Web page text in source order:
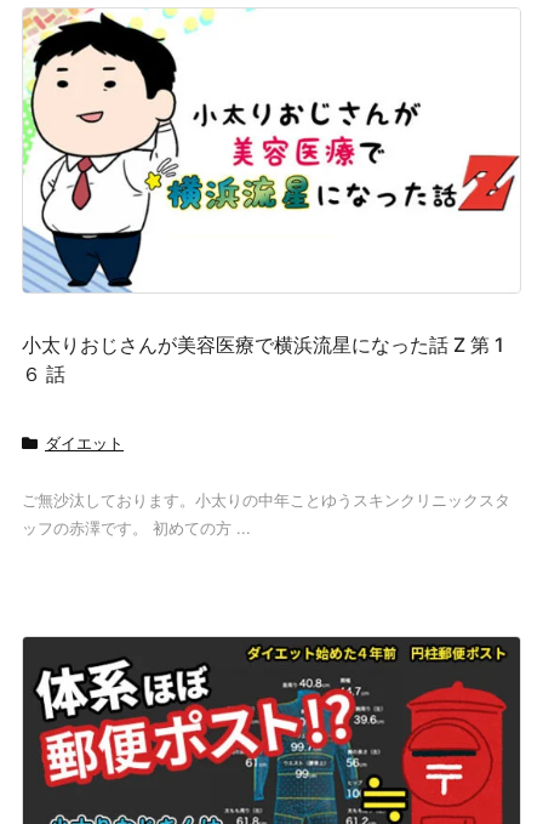
小太りおじさんが美容医療で横浜流星になった話 Z 第 1
６ 話
ダイエット
ご無沙汰しております。小太りの中年ことゆうスキンクリニックスタ
ッフの赤澤です。 初めての方 ...